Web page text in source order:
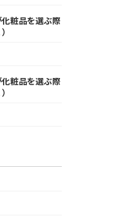
粧品を選ぶ際
粧品を選ぶ際